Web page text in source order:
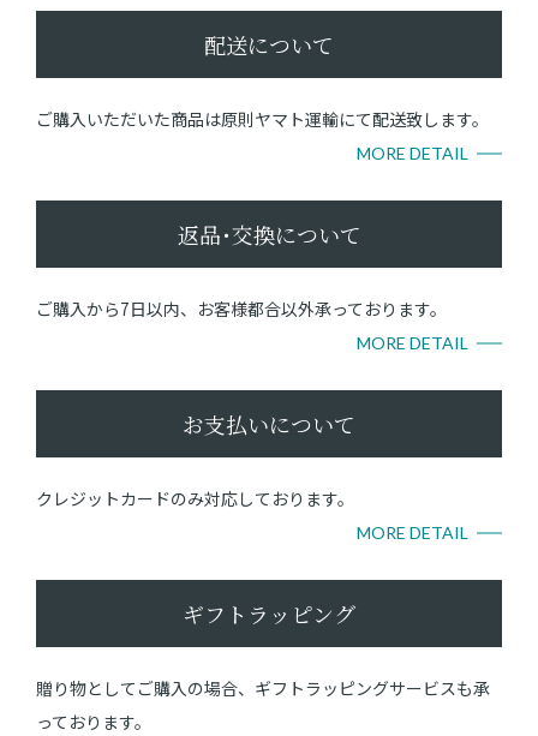
配送について
ご購入いただいた商品は原則ヤマト運輸にて配送致します。
MORE DETAIL
返品･交換について
ご購入から7日以内、お客様都合以外承っております。
MORE DETAIL
お支払いについて
クレジットカードのみ対応しております。
MORE DETAIL
ギフトラッピング
贈り物としてご購入の場合、ギフトラッピングサービスも承
っております。